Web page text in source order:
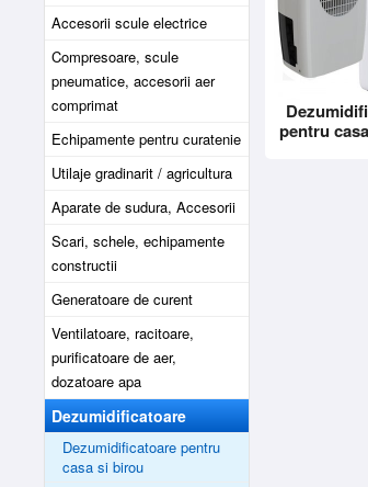
Accesorii scule electrice
Compresoare, scule
pneumatice, accesorii aer
comprimat
Echipamente pentru curatenie
Utilaje gradinarit / agricultura
Aparate de sudura, Accesorii
Scari, schele, echipamente
constructii
Generatoare de curent
Ventilatoare, racitoare,
purificatoare de aer,
dozatoare apa
Dezumidificatoare
Dezumidificatoare pentru
casa si birou
pentru